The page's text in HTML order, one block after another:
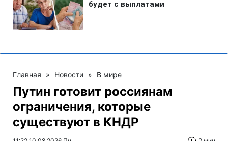
Главная » Новости » В мире
Путин готовит россиянам
ограничения, которые
существуют в КНДР